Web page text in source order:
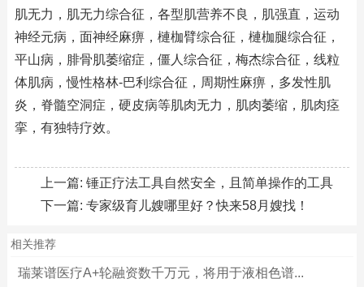
肌无力，肌无力综合征，各型肌营养不良，肌强直，运动
神经元病，面神经麻痹，槤枷臂综合征，槤枷腿综合征，
平山病，腓骨肌萎缩症，僵人综合征，梅杰综合征，线粒
体肌病，慢性格林-巴利综合征，周期性麻痹，多发性肌
炎，脊髓空洞症，硬皮病等肌肉无力，肌肉萎缩，肌肉痉
挛，有独特疗效。
上一篇: 锤正疗法工具自然安全，且简单操作的工具
下一篇: 专家级育儿嫂哪里好？快来58月嫂找！
相关推荐
瑞莱谱医疗A+轮融资数千万元，将用于液相色谱...